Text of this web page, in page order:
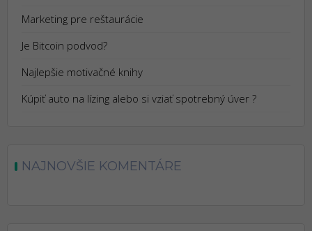
Marketing pre reštaurácie
Je Bitcoin podvod?
Najlepšie motivačné knihy
Kúpiť auto na lízing alebo si vziať spotrebný úver ?
NAJNOVŠIE KOMENTÁRE